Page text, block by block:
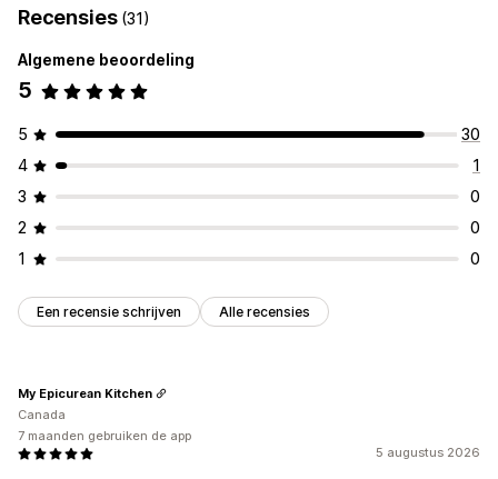
Recensies (31)
Algemene beoordeling
5
5
30
4
1
3
0
2
0
1
0
Een recensie schrijven Alle recensies
5 augustus 2026
My Epicurean Kitchen
Canada
7 maanden gebruiken de app